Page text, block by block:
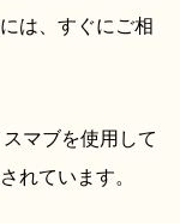
は、すぐにご相
マブを使用して
れています。